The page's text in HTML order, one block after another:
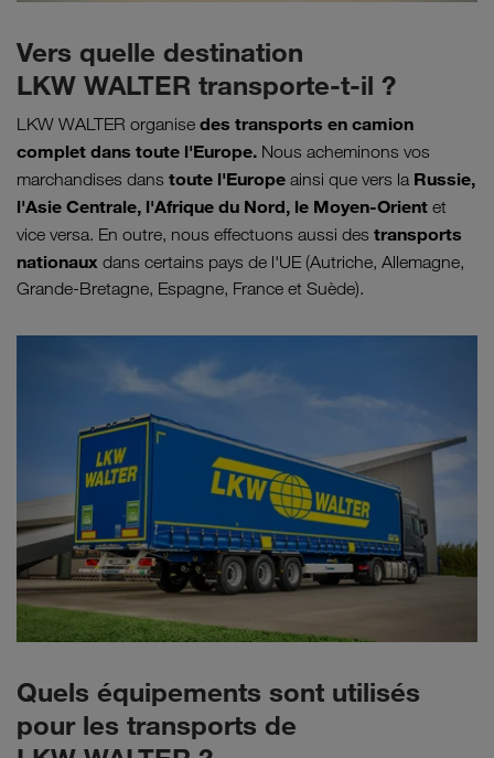
Vers quelle destination
LKW WALTER transporte-t-il ?
LKW WALTER organise des transports en camion
complet dans toute l'Europe. Nous acheminons vos
marchandises dans toute l'Europe ainsi que vers la Russie,
l'Asie Centrale, l'Afrique du Nord, le Moyen-Orient et
vice versa. En outre, nous effectuons aussi des transports
nationaux dans certains pays de l'UE (Autriche, Allemagne,
Grande-Bretagne, Espagne, France et Suède).
Quels équipements sont utilisés
pour les transports de